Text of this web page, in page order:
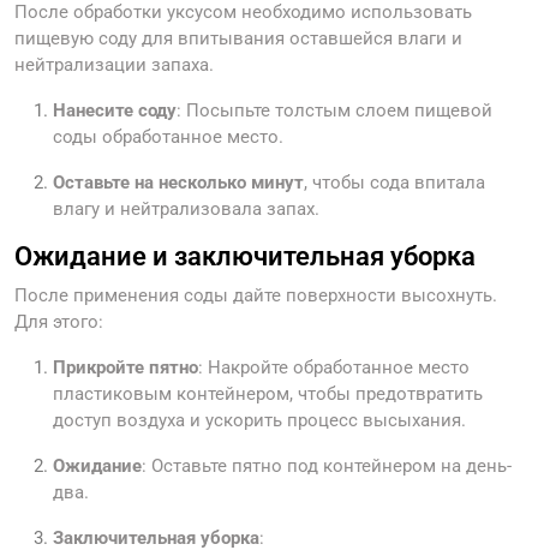
После обработки уксусом необходимо использовать
пищевую соду для впитывания оставшейся влаги и
нейтрализации запаха.
Нанесите соду: Посыпьте толстым слоем пищевой
соды обработанное место.
Оставьте на несколько минут, чтобы сода впитала
влагу и нейтрализовала запах.
Ожидание и заключительная уборка
После применения соды дайте поверхности высохнуть.
Для этого:
Прикройте пятно: Накройте обработанное место
пластиковым контейнером, чтобы предотвратить
доступ воздуха и ускорить процесс высыхания.
Ожидание: Оставьте пятно под контейнером на день-
два.
Заключительная уборка: